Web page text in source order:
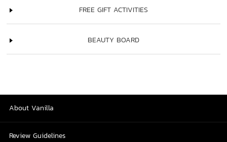
FREE GIFT ACTIVITIES
BEAUTY BOARD
About Vanilla
Review Guidelines